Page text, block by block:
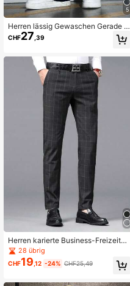
5
Herren lässig Gewaschen Gerade B
ein Jeans
CHF27,39
Herren karierte Business-Freizeitho
se mit geradem Bein und Taschen
28 übrig
CHF19,12 -24% CHF25,49